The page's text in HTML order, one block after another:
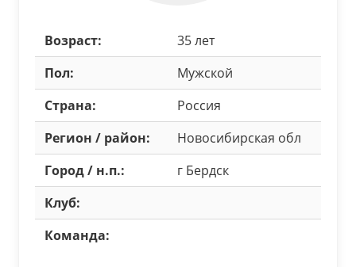
Возраст:
35 лет
Пол:
Мужской
Страна:
Россия
Регион / район:
Новосибирская обл
Город / н.п.:
г Бердск
Клуб:
Команда: